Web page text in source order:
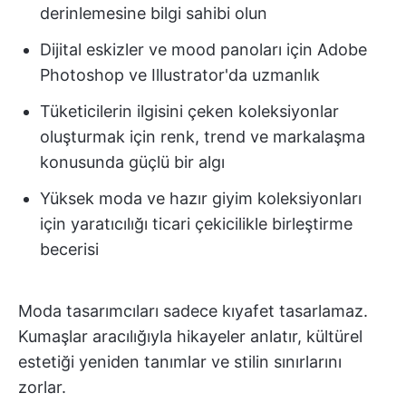
derinlemesine bilgi sahibi olun
Dijital eskizler ve mood panoları için Adobe
Photoshop ve Illustrator'da uzmanlık
Tüketicilerin ilgisini çeken koleksiyonlar
oluşturmak için renk, trend ve markalaşma
konusunda güçlü bir algı
Yüksek moda ve hazır giyim koleksiyonları
için yaratıcılığı ticari çekicilikle birleştirme
becerisi
Moda tasarımcıları sadece kıyafet tasarlamaz.
Kumaşlar aracılığıyla hikayeler anlatır, kültürel
estetiği yeniden tanımlar ve stilin sınırlarını
zorlar.